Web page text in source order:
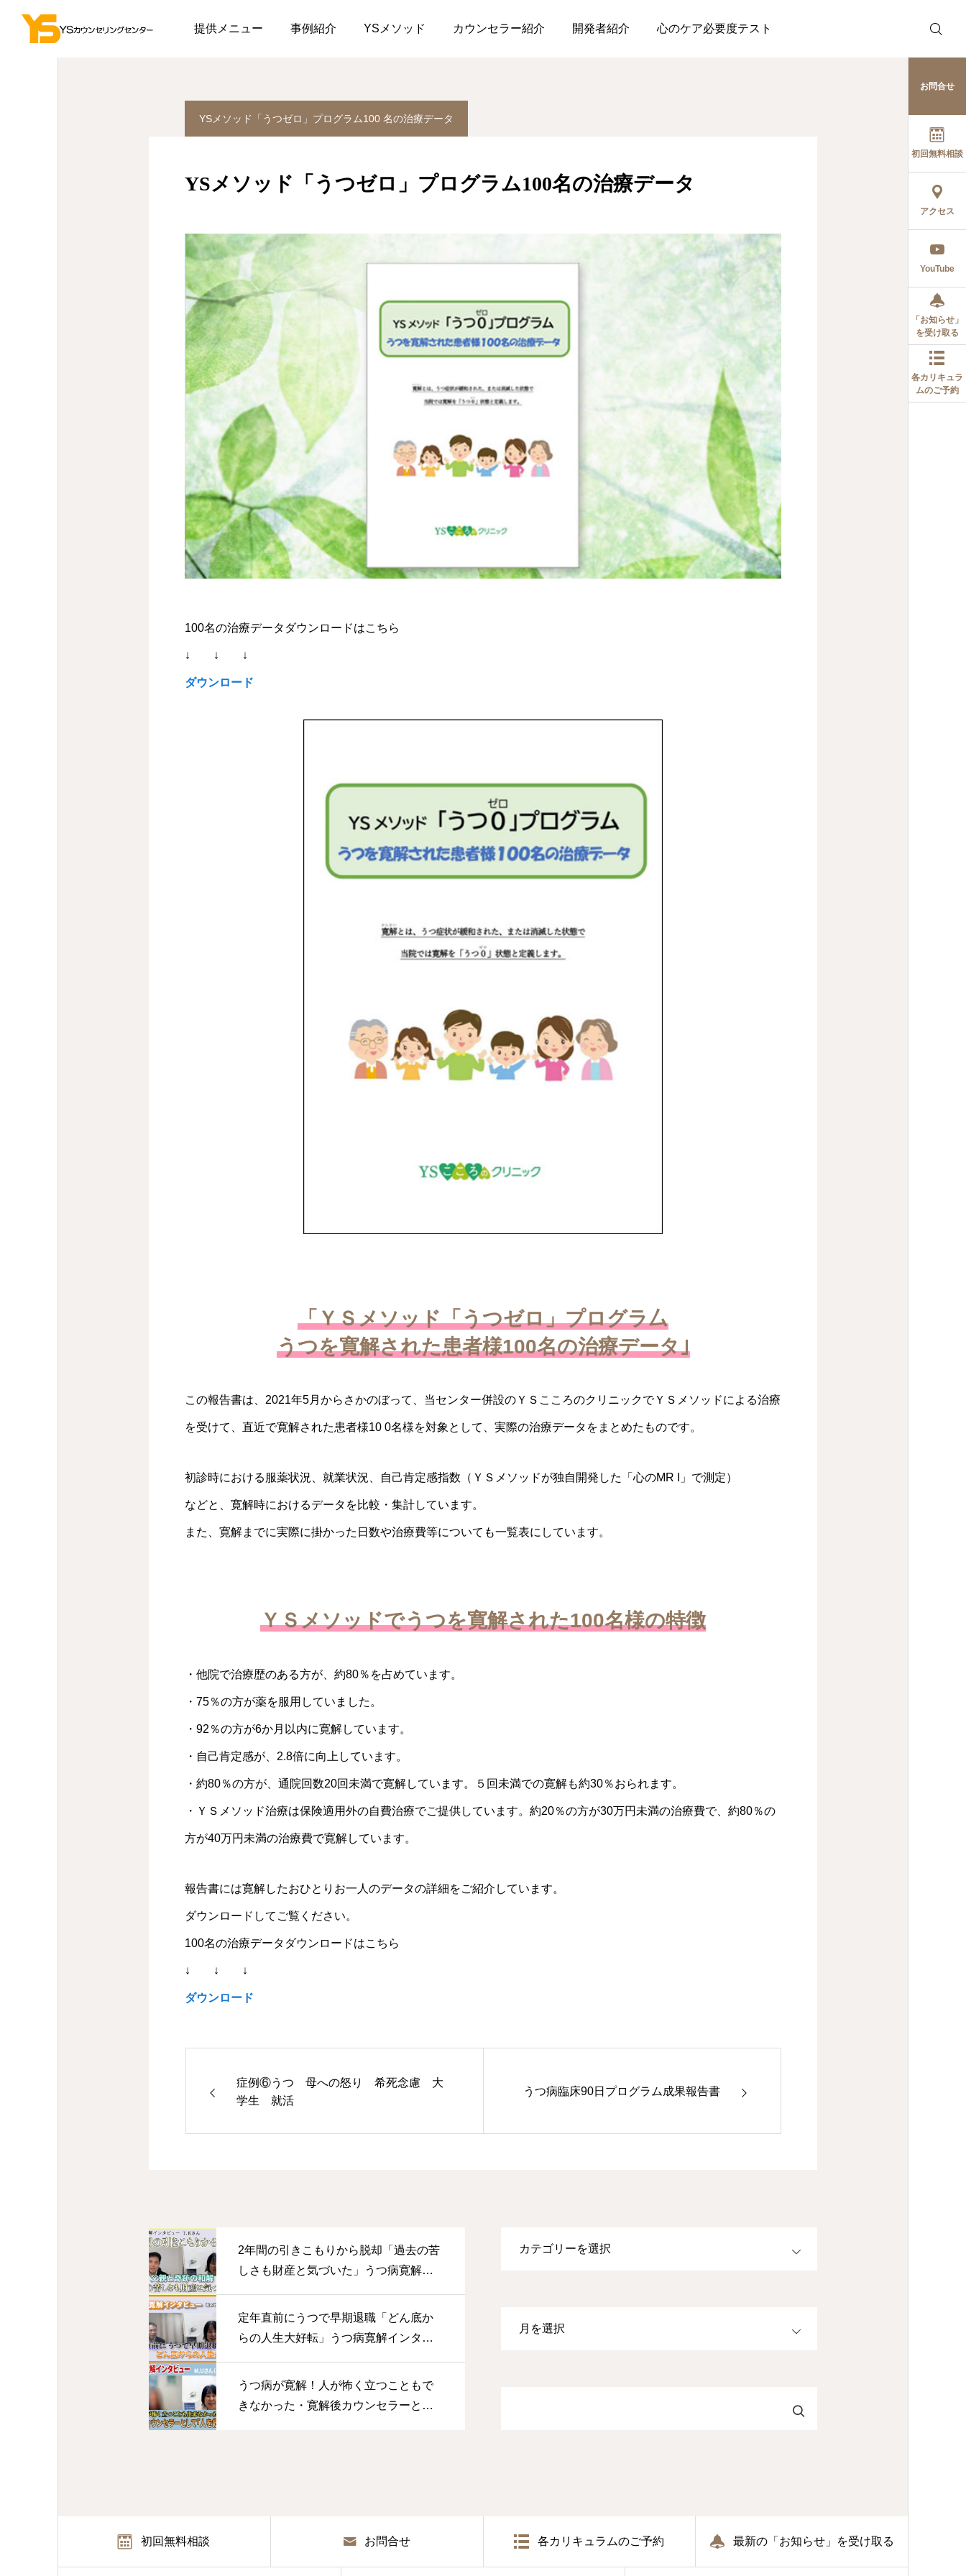
提供メニュー 事例紹介 YSメソッド カウンセラー紹介 開発者紹介 心のケア必要度テスト
お問合せ
初回無料相談
アクセス
YouTube
「お知らせ」
を受け取る
各カリキュラ
ムのご予約
ブログ YSメソッド「うつゼロ」プログラム100 名の治療データ YSメソッド「うつゼロ」プログラム100名の治療データ
YSメソッド「うつゼロ」プログラム100 名の治療データ
YSメソッド「うつゼロ」プログラム100名の治療データ
100名の治療データダウンロードはこちら
↓ ↓ ↓
ダウンロード
「ＹＳメソッド「うつゼロ」プログラ厶
うつを寛解された患者様100名の治療データ｣
この報告書は、2021年5月からさかのぼって、当センター併設のＹＳこころのクリニックでＹＳメソッドによる治療
を受けて、直近で寛解された患者様10 0名様を対象として、実際の治療データをまとめたものです。
初診時における服薬状況、就業状況、自己肯定感指数（ＹＳメソッドが独自開発した「心のMR I」で測定）
などと、寛解時におけるデータを比較・集計しています。
また、寛解までに実際に掛かった日数や治療費等についても一覧表にしています。
ＹＳメソッドでうつを寛解された100名様の特徴
・他院で治療歴のある方が、約80％を占めています。
・75％の方が薬を服用していました。
・92％の方が6か月以内に寛解しています。
・自己肯定感が、2.8倍に向上しています。
・約80％の方が、通院回数20回未満で寛解しています。５回未満での寛解も約30％おられます。
・ＹＳメソッド治療は保険適用外の自費治療でご提供しています。約20％の方が30万円未満の治療費で、約80％の
方が40万円未満の治療費で寛解しています。
報告書には寛解したおひとりお一人のデータの詳細をご紹介しています。
ダウンロードしてご覧ください。
100名の治療データダウンロードはこちら
↓ ↓ ↓
ダウンロード
症例⑥うつ 母への怒り 希死念慮 大
学生 就活
うつ病臨床90日プログラム成果報告書
2年間の引きこもりから脱却「過去の苦
しさも財産と気づいた」うつ病寛解イ
定年直前にうつで早期退職「どん底か
らの人生大好転」うつ病寛解インタビ
うつ病が寛解！人が怖く立つこともで
きなかった・寛解後カウンセラーとし
初回無料相談 お問合せ 各カリキュラムのご予約 最新の「お知らせ」を受け取る